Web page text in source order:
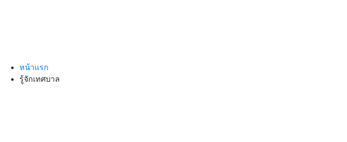
หน้าแรก
รู้จักเทศบาล